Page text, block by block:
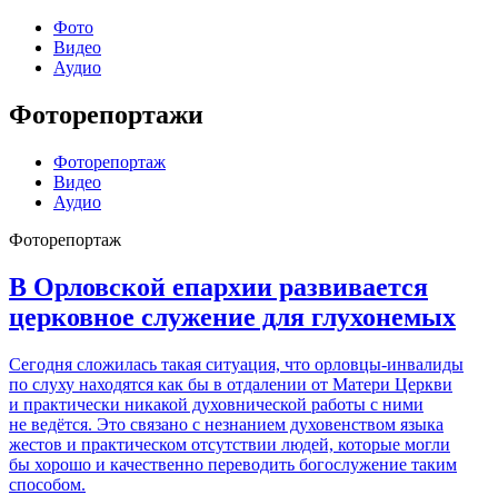
Фото
Видео
Аудио
Фоторепортажи
Фоторепортаж
Видео
Аудио
Фоторепортаж
В Орловской епархии развивается
церковное служение для глухонемых
Сегодня сложилась такая ситуация, что орловцы-инвалиды
по слуху находятся как бы в отдалении от Матери Церкви
и практически никакой духовнической работы с ними
не ведётся. Это связано с незнанием духовенством языка
жестов и практическом отсутствии людей, которые могли
бы хорошо и качественно переводить богослужение таким
способом.